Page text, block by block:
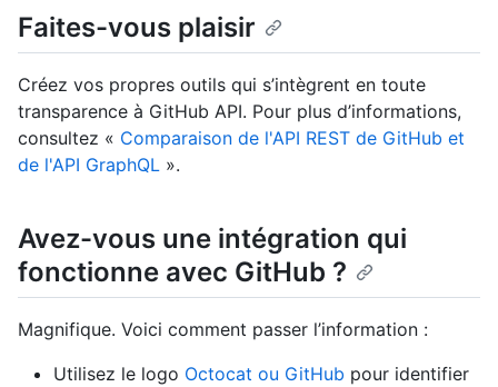
Faites-vous plaisir
Créez vos propres outils qui s’intègrent en toute
transparence à GitHub API. Pour plus d’informations,
consultez « Comparaison de l'API REST de GitHub et
de l'API GraphQL ».
Avez-vous une intégration qui
fonctionne avec GitHub ?
Magnifique. Voici comment passer l’information :
Utilisez le logo Octocat ou GitHub pour identifier